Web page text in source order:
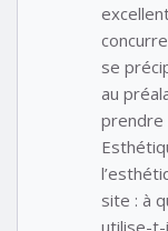
se
au
prendre
site : à
utilise-t-